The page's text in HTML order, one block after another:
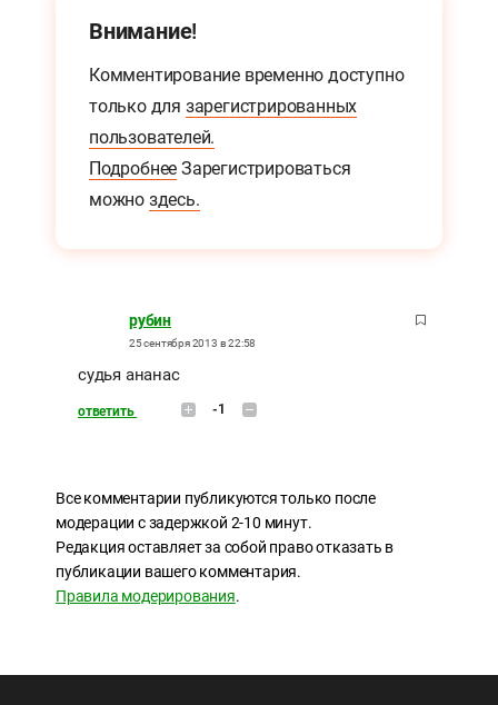
Внимание!
Комментирование временно доступно
только для зарегистрированных
пользователей.
Подробнее Зарегистрироваться
можно здесь.
рубин
25 сентября 2013 в 22:58
судья ананас
ответить -1
Все комментарии публикуются только после
модерации с задержкой 2-10 минут.
Редакция оставляет за собой право отказать в
публикации вашего комментария.
Правила модерирования.